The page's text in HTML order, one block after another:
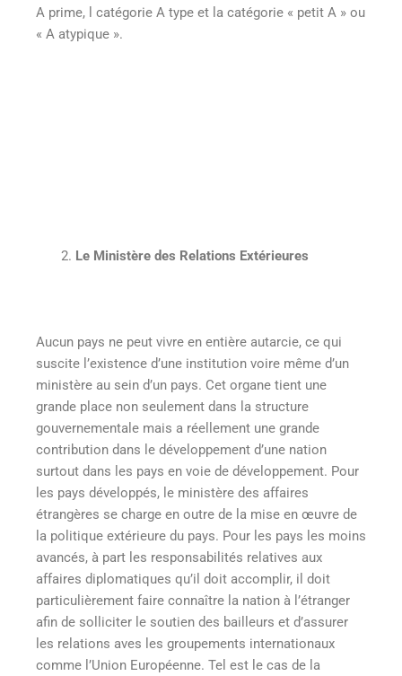
A prime, l catégorie A type et la catégorie « petit A » ou
« A atypique ».
Le Ministère des Relations Extérieures
Aucun pays ne peut vivre en entière autarcie, ce qui
suscite l’existence d’une institution voire même d’un
ministère au sein d’un pays. Cet organe tient une
grande place non seulement dans la structure
gouvernementale mais a réellement une grande
contribution dans le développement d’une nation
surtout dans les pays en voie de développement. Pour
les pays développés, le ministère des affaires
étrangères se charge en outre de la mise en œuvre de
la politique extérieure du pays. Pour les pays les moins
avancés, à part les responsabilités relatives aux
affaires diplomatiques qu’il doit accomplir, il doit
particulièrement faire connaître la nation à l’étranger
afin de solliciter le soutien des bailleurs et d’assurer
les relations aves les groupements internationaux
comme l’Union Européenne. Tel est le cas de la